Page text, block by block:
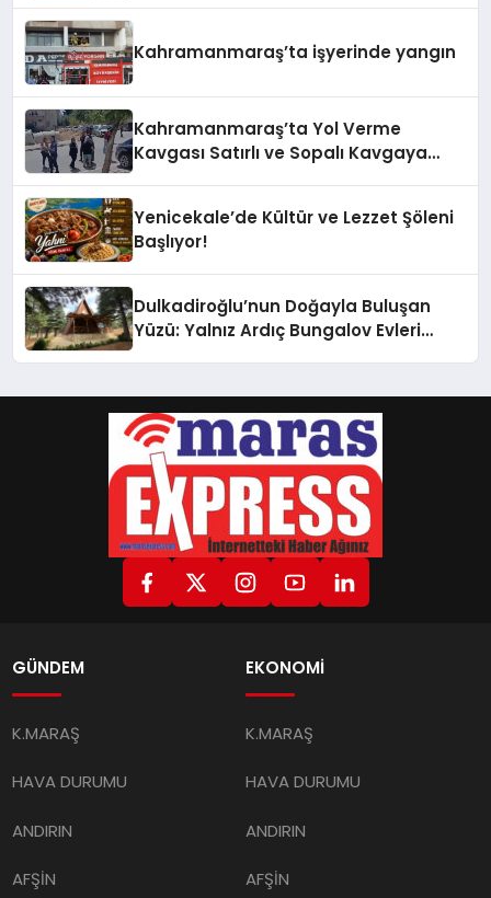
Kahramanmaraş’ta işyerinde yangın
Kahramanmaraş’ta Yol Verme
Kavgası Satırlı ve Sopalı Kavgaya
Yenicekale’de Kültür ve Lezzet Şöleni
Başlıyor!
Dulkadiroğlu’nun Doğayla Buluşan
Yüzü: Yalnız Ardıç Bungalov Evleri
GÜNDEM
K.MARAŞ
HAVA DURUMU
ANDIRIN
AFŞİN
EKONOMİ
K.MARAŞ
HAVA DURUMU
ANDIRIN
AFŞİN